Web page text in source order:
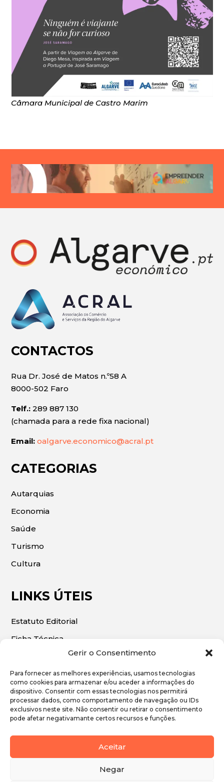
Gerir o Consentimento
Para fornecer as melhores experiências, usamos tecnologias
como cookies para armazenar e/ou aceder a informações do
dispositivo. Consentir com essas tecnologias nos permitirá
processar dados, como comportamento de navegação ou IDs
exclusivos neste site. Não consentir ou retirar o consentimento
pode afetar negativamante certos recursos e funções.
Aceitar
Negar
Câmara Municipal de Castro Marim
CONTACTOS
Rua Dr. José de Matos n.º58 A
8000-502 Faro
Telf.: 289 887 130
(chamada para a rede fixa nacional)
Email: oalgarve.economico@acral.pt
CATEGORIAS
Autarquias
Economia
Saúde
Turismo
Cultura
LINKS ÚTEIS
Estatuto Editorial
Ficha Técnica
© 2026 | O Algarve Económico. Todos os direitos
reservados.